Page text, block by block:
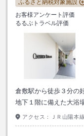
ふるさと納税対象施設
お客様アンケート評価
るるぶトラベル評価
倉敷駅から徒歩３分の
地下１階に備えた大浴
アクセス： ＪＲ山陽本